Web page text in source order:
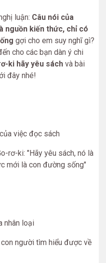
luận: Câu nói của
nguồn kiến thức, chỉ có
gợi cho em suy nghĩ gì?
cho các bạn dàn ý chi
ki hãy yêu sách và bài
đây nhé!
việc đọc sách
rơ-ki: "Hãy yêu sách, nó là
mới là con đường sống"
nhân loại
người tìm hiểu được về